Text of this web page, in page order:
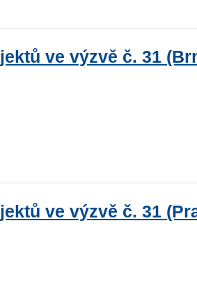
ve výzvě č. 31
ve výzvě č. 31